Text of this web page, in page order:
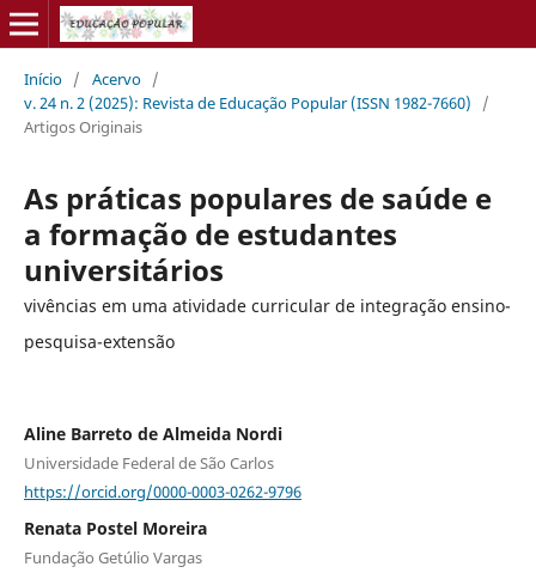
Início / Acervo /
v. 24 n. 2 (2025): Revista de Educação Popular (ISSN 1982-7660)
/
Artigos Originais
As práticas populares de saúde e
a formação de estudantes
universitários
vivências em uma atividade curricular de integração ensino-
pesquisa-extensão
Aline Barreto de Almeida Nordi
Universidade Federal de São Carlos
https://orcid.org/0000-0003-0262-9796
Renata Postel Moreira
Fundação Getúlio Vargas